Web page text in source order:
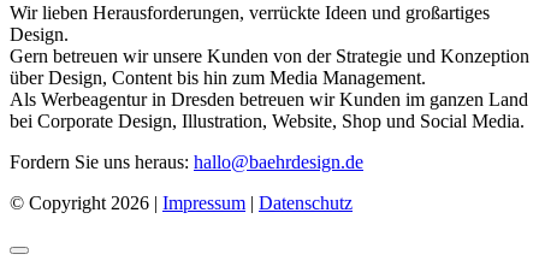
Wir lieben Herausforderungen, verrückte Ideen und großartiges
Design.
Gern betreuen wir unsere Kunden von der Strategie und Konzeption
über Design, Content bis hin zum Media Management.
Als Werbeagentur in Dresden betreuen wir Kunden im ganzen Land
bei Corporate Design, Illustration, Website, Shop und Social Media.
Fordern Sie uns heraus: hallo@baehrdesign.de
© Copyright 2026 | Impressum | Datenschutz